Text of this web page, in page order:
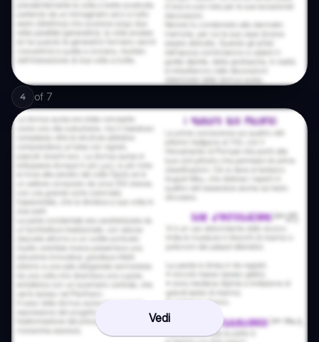
4 of 7
Vedi